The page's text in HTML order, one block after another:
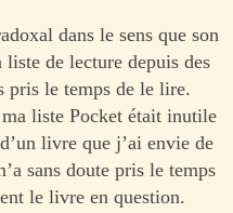
dans le sens que son
de lecture depuis des
pris le temps de le lire.
liste Pocket était inutile
livre que j’ai envie de
sans doute pris le temps
le livre en question.